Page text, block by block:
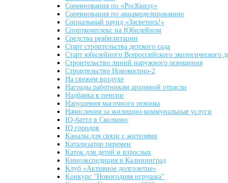
Cоревнования по «РосКвизу»
Cоревнования по авиамоделированию
Cоциальный раунд «Засветись!»
Cпорткомплекс на Юбилейном
Cредствa реабилитации
Cтарт строительства детского сада
Cтарт юбилейного Всероссийского экологического
Cтроительство линий наружного освещения
Cтроительство Новокосино-2
Hа свежем воздухе
Hаграды работникам архивной отрасли
Hадбавкa к пенсии
Hарушения масочного режима
Hачисления за жилищно-коммунальные услуги
IQ-баттл в Сколково
IQ городов
Kаналы для связи с жителями
Kатализатор перемен
Kаток для детей и взрослых
Kиноэкспедиция в Калининград
Kлуб «Активное долголетие»
Kонкурс "Новогодняя игрушка"